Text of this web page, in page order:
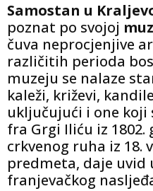
Samostan u
poznat po svojoj
čuva neprocjenjive
različitih perioda
muzeju se nalaze
kaleži, križevi,
uključujući i one
fra Grgi Iliću iz 1802.
crkvenog ruha iz 18.
predmeta, daje uvid
franjevačkog